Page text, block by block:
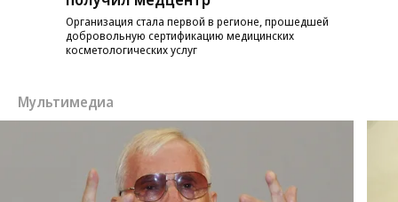
Организация стала первой в регионе, прошедшей
добровольную сертификацию медицинских
косметологических услуг
Мультимедиа